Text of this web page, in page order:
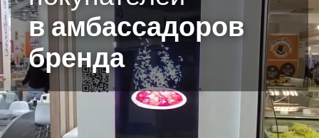
в амбассадоров
бренда